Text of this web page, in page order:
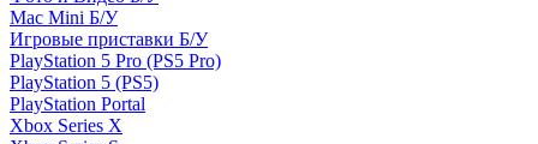
Mac Mini Б/У
Игровые приставки Б/У
PlayStation 5 Pro (PS5 Pro)
PlayStation 5 (PS5)
PlayStation Portal
Xbox Series X